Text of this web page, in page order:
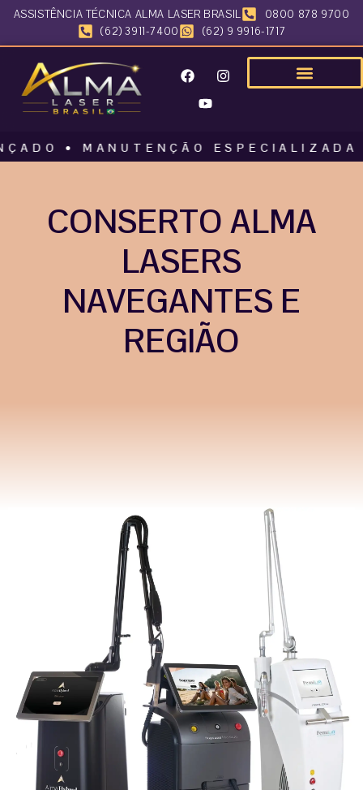
ASSISTÊNCIA TÉCNICA ALMA LASER BRASIL
0800 878 9700
(62) 3911-7400
(62) 9 9916-1717
• MANUTENÇÃO ESPECIALIZADA
CONSERTO ALMA
LASERS
NAVEGANTES E
REGIÃO